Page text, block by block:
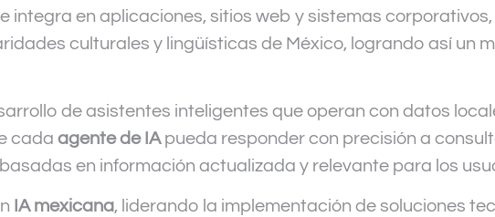
integra en aplicaciones, sitios web y sistemas
culturales y lingüísticas de México, logrando así un
de asistentes inteligentes que operan con datos
cada agente de IApueda responder con precisión a
en información actualizada y relevante para los
IA mexicana, liderando la implementación de soluciones